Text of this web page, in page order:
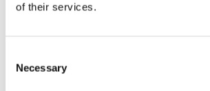
of their services.
Selection
Necessary
Kühlungsart
Siehe alle Details